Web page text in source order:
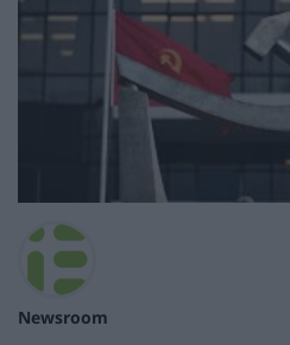
Newsroom